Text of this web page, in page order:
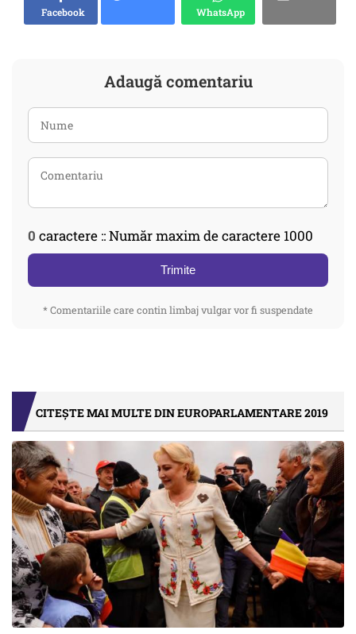
Facebook
WhatsApp
Adaugă comentariu
0 caractere :: Număr maxim de caractere 1000
Trimite
* Comentariile care contin limbaj vulgar vor fi suspendate
CITEȘTE MAI MULTE DIN EUROPARLAMENTARE 2019